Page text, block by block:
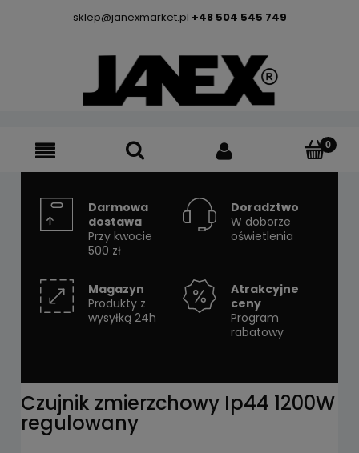
sklep@janexmarket.pl +48 504 545 749
Darmowa
dostawa
Przy kwocie
500 zł
Doradztwo
W doborze
oświetlenia
Magazyn
Produkty z
wysyłką 24h
Atrakcyjne
ceny
Program
rabatowy
Czujnik zmierzchowy Ip44 1200W
regulowany